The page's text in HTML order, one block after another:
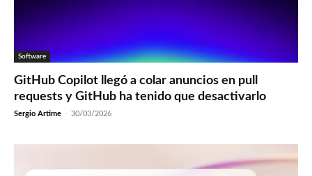
Software
GitHub Copilot llegó a colar anuncios en pull
requests y GitHub ha tenido que desactivarlo
Sergio Artime - 30/03/2026